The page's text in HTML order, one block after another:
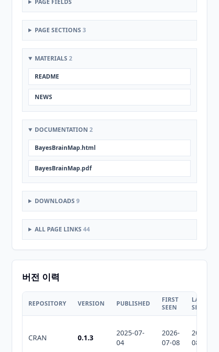
PAGE FIELDS
PAGE SECTIONS 3
MATERIALS 2
README
NEWS
DOCUMENTATION 2
BayesBrainMap.html
BayesBrainMap.pdf
DOWNLOADS 9
ALL PAGE LINKS 44
버전 이력
REPOSITORY VERSION PUBLISHED
FIRST
SEEN
LAST
SEEN
CRAN 0.1.3
2025-07-
04
2026-
07-08
2026-
08-07